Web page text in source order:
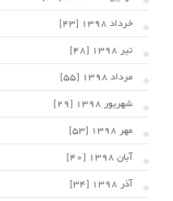
خرداد 1398 [43]
تیر 1398 [48]
مرداد 1398 [55]
شهریور 1398 [29]
مهر 1398 [53]
آبان 1398 [40]
آذر 1398 [34]